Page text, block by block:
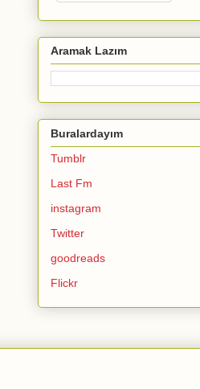
Aramak Lazım
Buralardayım
Tumblr
Last Fm
instagram
Twitter
goodreads
Flickr